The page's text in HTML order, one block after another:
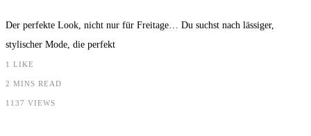
Der perfekte Look, nicht nur für Freitage… Du suchst nach lässiger,
stylischer Mode, die perfekt
1 LIKE
2 MINS READ
1137 VIEWS